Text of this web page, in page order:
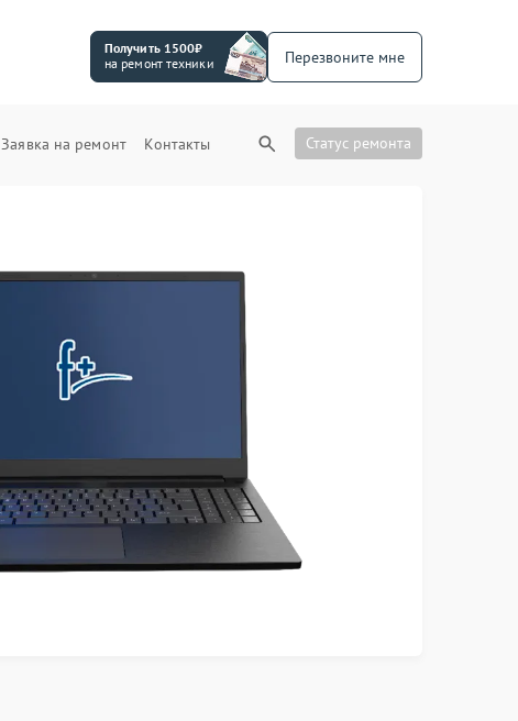
Получить 1500₽
на ремонт техники
Перезвоните мне
Заявка на ремонт Контакты Статус ремонта